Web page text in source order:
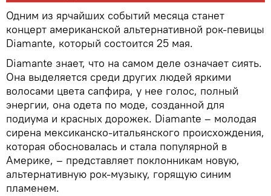
Одним из ярчайших событий месяца станет
концерт американской альтернативной рок-певицы
Diamante, который состоится 25 мая.
Diamante знает, что на самом деле означает сиять.
Она выделяется среди других людей яркими
волосами цвета сапфира, у нее голос, полный
энергии, она одета по моде, созданной для
подиума и красных дорожек. Diamante – молодая
сирена мексиканско-итальянского происхождения,
которая обосновалась и стала популярной в
Америке, – представляет поклонникам новую,
альтернативную рок-музыку, горящую синим
пламенем.